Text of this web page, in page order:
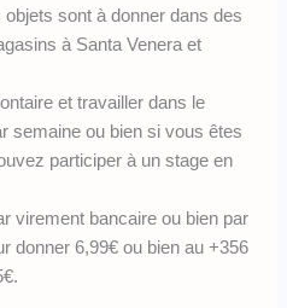
objets sont à donner dans des
à Santa Venera et
et travailler dans le
semaine ou bien si vous êtes
participer à un stage en
virement bancaire ou bien par
donner 6,99€ ou bien au +356